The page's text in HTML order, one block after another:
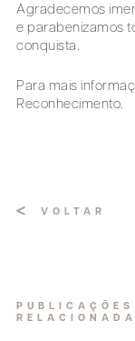
Agradecemos
e parabenizamos
conquista.
Para mais
Reconhecimento.
VOLTAR
PUBLICAÇÕES